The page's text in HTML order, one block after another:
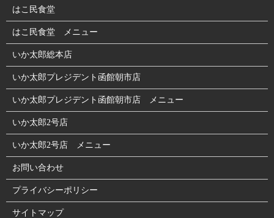
はこ民食堂
はこ民食堂 メニュー
いか太郎総本店
いか太郎プレジデント函館朝市店
いか太郎プレジデント函館朝市店 メニュー
いか太郎2号店
いか太郎2号店 メニュー
お問い合わせ
プライバシーポリシー
サイトマップ